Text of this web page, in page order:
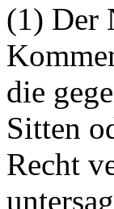
(1) Der
die
Sitten
Recht